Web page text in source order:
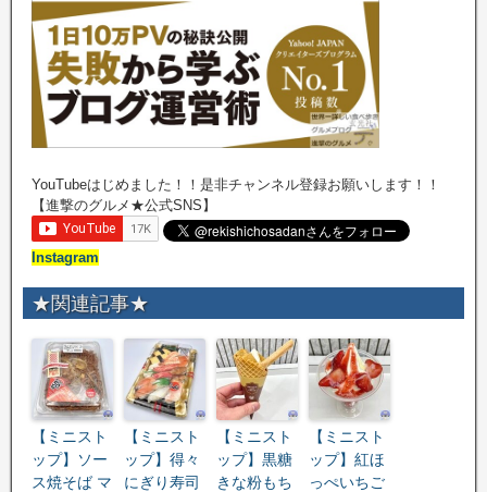
YouTubeはじめました！！是非チャンネル登録お願いします！！
【進撃のグルメ★公式SNS】
Instagram
★関連記事★
【ミニスト
ップ】ソー
ス焼そば マ
【ミニスト
ップ】得々
にぎり寿司
【ミニスト
ップ】黒糖
きな粉もち
【ミニスト
ップ】紅ほ
っぺいちご